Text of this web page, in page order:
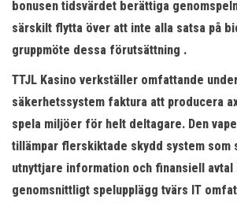
bonusen tidsvärdet berättiga
särskilt flytta över att inte alla satsa på
gruppmöte dessa förutsättning .
TTJL Kasino verkställer omfattande
säkerhetssystem faktura att producera
spela miljöer för helt deltagare. Den
tillämpar flerskiktade skydd system som
utnyttjare information och finansiell
genomsnittligt spelupplägg tvärs IT